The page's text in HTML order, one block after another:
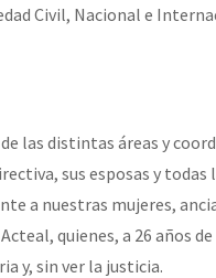
justiça e a dignidade
Civil, Nacional e
las distintas áreas y
sus esposas y todas
a nuestras mujeres,
quienes, a 26 años
y, sin ver la justicia.